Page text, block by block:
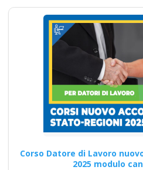
rischi
medio
della
nuovo
apri
centro di
ente
Corso Datore di Lavoro
2025 modulo